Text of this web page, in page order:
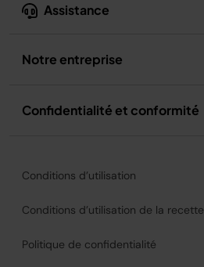
Assistance
Notre entreprise
Confidentialité et conformité
Conditions d’utilisation
Conditions d’utilisation de la recette
Politique de confidentialité